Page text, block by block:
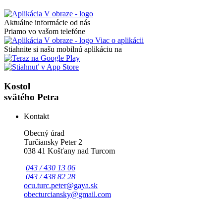
Aktuálne informácie od nás
Priamo vo vašom telefóne
Viac o aplikácii
Stiahnite si našu mobilnú aplikáciu na
Kostol
svätého Petra
Kontakt
Obecný úrad
Turčiansky Peter 2
038 41 Košťany nad Turcom
043 / 430 13 06
043 / 438 82 28
ocu.turc.peter@gaya.sk
obecturciansky@gmail.com